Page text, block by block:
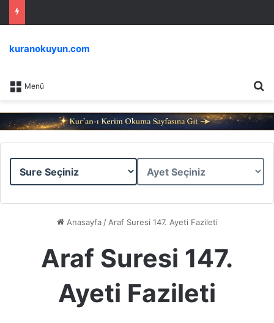
Menü
kuranokuyun.com
Sure
Ayet
Anasayfa / Araf Suresi 147. Ayeti Fazileti
Araf Suresi 147.
Ayeti Fazileti